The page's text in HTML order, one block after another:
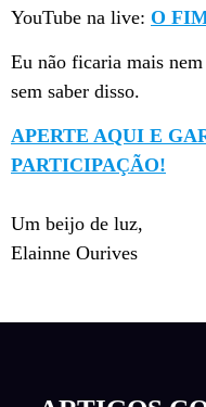
YouTube na live: O
Eu não ficaria mais
sem saber disso.
APERTE AQUI E
PARTICIPAÇÃO!
Um beijo de luz,
Elainne Ourives